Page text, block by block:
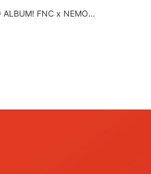
มาใช้ NEMO ALBUM! FNC x NEMOZ! กัน!